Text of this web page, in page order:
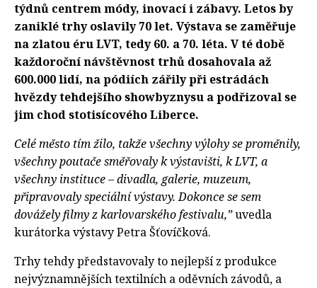
týdnů centrem módy, inovací i zábavy. Letos by
zaniklé trhy oslavily 70 let. Výstava se zaměřuje
na zlatou éru LVT, tedy 60. a 70. léta. V té době
každoroční návštěvnost trhů dosahovala až
600.000 lidí, na pódiích zářily při estrádách
hvězdy tehdejšího showbyznysu a podřizoval se
jim chod stotisícového Liberce.
Celé město tím žilo, takže všechny výlohy se proměnily,
všechny poutače směřovaly k výstavišti, k LVT, a
všechny instituce – divadla, galerie, muzeum,
připravovaly speciální výstavy. Dokonce se sem
dovážely filmy z karlovarského festivalu,”uvedla
kurátorka výstavy Petra Šťovíčková.
Trhy tehdy představovaly to nejlepší z produkce
nejvýznamnějších textilních a oděvních závodů, a